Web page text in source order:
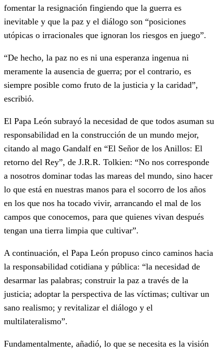
fomentar la resignación fingiendo que la guerra es
inevitable y que la paz y el diálogo son “posiciones
utópicas o irracionales que ignoran los riesgos en juego”.
“De hecho, la paz no es ni una esperanza ingenua ni
meramente la ausencia de guerra; por el contrario, es
siempre posible como fruto de la justicia y la caridad”,
escribió.
El Papa León subrayó la necesidad de que todos asuman su
responsabilidad en la construcción de un mundo mejor,
citando al mago Gandalf en “El Señor de los Anillos: El
retorno del Rey”, de J.R.R. Tolkien: “No nos corresponde
a nosotros dominar todas las mareas del mundo, sino hacer
lo que está en nuestras manos para el socorro de los años
en los que nos ha tocado vivir, arrancando el mal de los
campos que conocemos, para que quienes vivan después
tengan una tierra limpia que cultivar”.
A continuación, el Papa León propuso cinco caminos hacia
la responsabilidad cotidiana y pública: “la necesidad de
desarmar las palabras; construir la paz a través de la
justicia; adoptar la perspectiva de las víctimas; cultivar un
sano realismo; y revitalizar el diálogo y el
multilateralismo”.
Fundamentalmente, añadió, lo que se necesita es la visión